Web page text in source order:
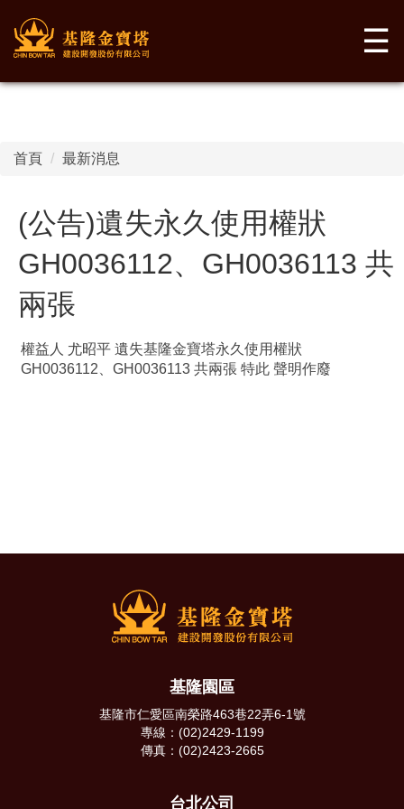
☰
首頁 最新消息
(公告)遺失永久使用權狀
GH0036112、GH0036113 共
兩張
權益人 尤昭平 遺失基隆金寶塔永久使用權狀
GH0036112、GH0036113 共兩張 特此 聲明作廢
基隆園區
基隆市仁愛區南榮路463巷22弄6-1號
專線：(02)2429-1199
傳真：(02)2423-2665
台北公司